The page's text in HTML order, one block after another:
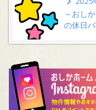
～おし
の休日